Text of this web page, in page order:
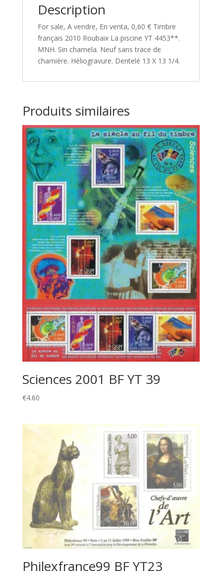
Description
For sale, A vendre, En venta, 0,60 € Timbre
français 2010 Roubaix La piscine YT 4453**.
MNH. Sin charnela. Neuf sans trace de
charnière. Héliogravure. Dentelé 13 X 13 1/4.
Produits similaires
Sciences 2001 BF YT 39
€4.60
Philexfrance99 BF YT23